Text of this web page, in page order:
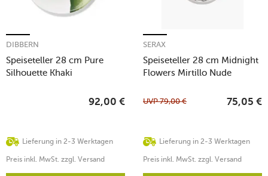
Speiseteller 28 cm Pure
Silhouette Khaki
DIBBERN
Lieferung in 2-3 Werktagen
92,00 €
Preis inkl. MwSt. zzgl. Versand
Speiseteller 28 cm Midnight
Flowers Mirtillo Nude
SERAX
Lieferung in 2-3 Werktagen
UVP79,00 € 75,05 €
Preis inkl. MwSt. zzgl. Versand